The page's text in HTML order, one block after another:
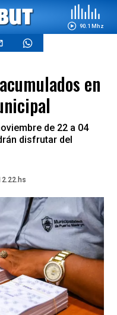
90.1 Mhz
en
de 22 a 04
disfrutar del